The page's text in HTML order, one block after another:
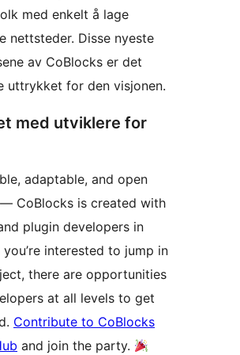
med enkelt å lage
nettsteder. Disse nyeste
av CoBlocks er det
uttrykket for den visjonen.
med utviklere for
adaptable, and open
CoBlocks is created with
plugin developers in
you’re interested to jump in
there are opportunities
at all levels to get
Contribute to CoBlocks
and join the party.